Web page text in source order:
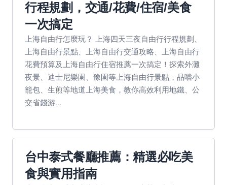
行程規劃，交通/花費/住宿/美食
一次搞定
上海自由行怎麼玩？ 上海四天三夜自由行行程規劃、
上海自由行景點、上海自由行交通攻略、上海自由行
花費預算及上海自由行住宿推薦一次搞定！探索外灘
夜景、迪士尼樂園、豫園等上海自由行景點，品嚐小
籠包、生煎等地道上海美食，教你高效利用地鐵、公
交省錢游...
台中泰式餐廳推薦：精選必吃美
食與實用指南